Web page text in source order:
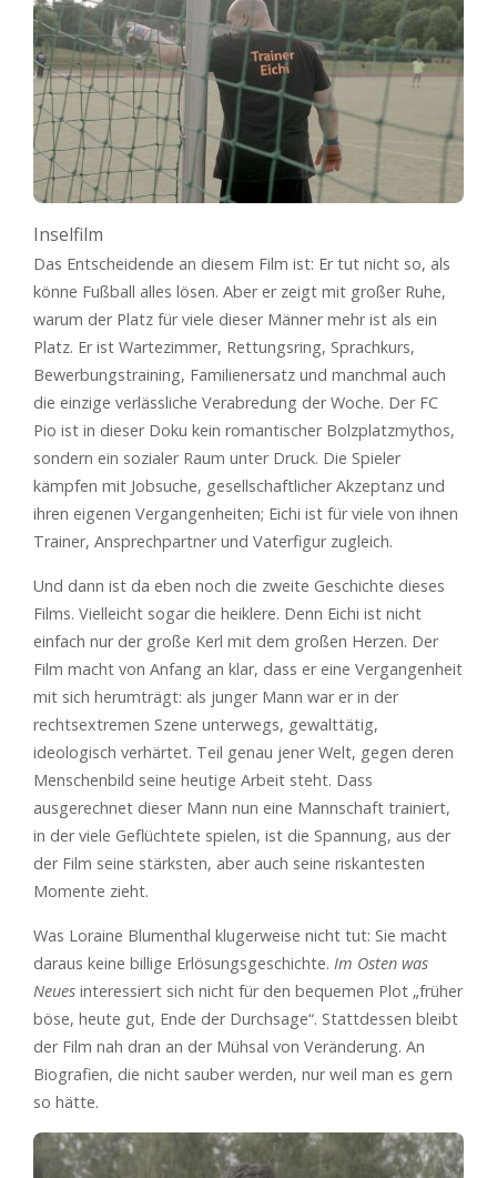
Inselfilm
Das Entscheidende an diesem Film ist: Er tut nicht so, als
könne Fußball alles lösen. Aber er zeigt mit großer Ruhe,
warum der Platz für viele dieser Männer mehr ist als ein
Platz. Er ist Wartezimmer, Rettungsring, Sprachkurs,
Bewerbungstraining, Familienersatz und manchmal auch
die einzige verlässliche Verabredung der Woche. Der FC
Pio ist in dieser Doku kein romantischer Bolzplatzmythos,
sondern ein sozialer Raum unter Druck. Die Spieler
kämpfen mit Jobsuche, gesellschaftlicher Akzeptanz und
ihren eigenen Vergangenheiten; Eichi ist für viele von ihnen
Trainer, Ansprechpartner und Vaterfigur zugleich.
Und dann ist da eben noch die zweite Geschichte dieses
Films. Vielleicht sogar die heiklere. Denn Eichi ist nicht
einfach nur der große Kerl mit dem großen Herzen. Der
Film macht von Anfang an klar, dass er eine Vergangenheit
mit sich herumträgt: als junger Mann war er in der
rechtsextremen Szene unterwegs, gewalttätig,
ideologisch verhärtet. Teil genau jener Welt, gegen deren
Menschenbild seine heutige Arbeit steht. Dass
ausgerechnet dieser Mann nun eine Mannschaft trainiert,
in der viele Geflüchtete spielen, ist die Spannung, aus der
der Film seine stärksten, aber auch seine riskantesten
Momente zieht.
Was Loraine Blumenthal klugerweise nicht tut: Sie macht
daraus keine billige Erlösungsgeschichte. Im Osten was
Neues interessiert sich nicht für den bequemen Plot „früher
böse, heute gut, Ende der Durchsage“. Stattdessen bleibt
der Film nah dran an der Mühsal von Veränderung. An
Biografien, die nicht sauber werden, nur weil man es gern
so hätte.